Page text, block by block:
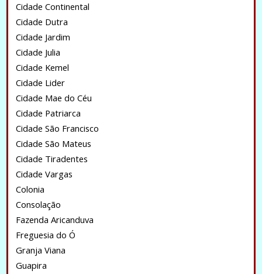
Cidade Continental
Cidade Dutra
Cidade Jardim
Cidade Julia
Cidade Kemel
Cidade Lider
Cidade Mae do Céu
Cidade Patriarca
Cidade São Francisco
Cidade São Mateus
Cidade Tiradentes
Cidade Vargas
Colonia
Consolação
Fazenda Aricanduva
Freguesia do Ó
Granja Viana
Guapira